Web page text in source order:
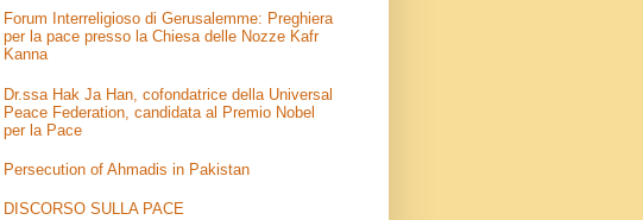
Forum Interreligioso di Gerusalemme: Preghiera
per la pace presso la Chiesa delle Nozze Kafr
Kanna
Dr.ssa Hak Ja Han, cofondatrice della Universal
Peace Federation, candidata al Premio Nobel
per la Pace
Persecution of Ahmadis in Pakistan
DISCORSO SULLA PACE